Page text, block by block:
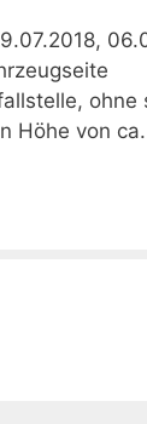
ohne
Höhe von